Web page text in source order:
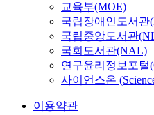
교육부(MOE)
국립장애인도서관
국립중앙도서관
국회도서관(NAL)
연구윤리정보포털
사이언스온
이용약관